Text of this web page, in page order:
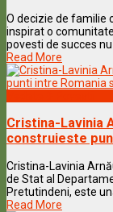
O decizie de familie
inspirat o
povesti de succes
Read More
Cristina-Lavinia
construieste
Cristina-Lavinia
de Stat al
Pretutindeni, este
Read More